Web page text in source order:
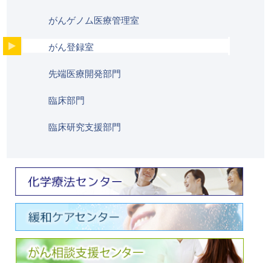
がんゲノム医療管理室
がん登録室
先端医療開発部門
臨床部門
臨床研究支援部門